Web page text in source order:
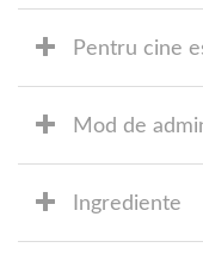
Pentru cine
Mod de
Ingrediente